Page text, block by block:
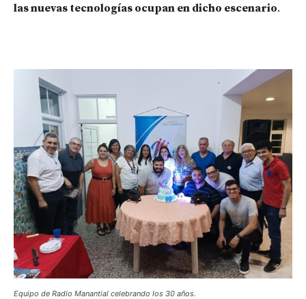
las nuevas tecnologías ocupan en dicho escenario.
Equipo de Radio Manantial celebrando los 30 años.